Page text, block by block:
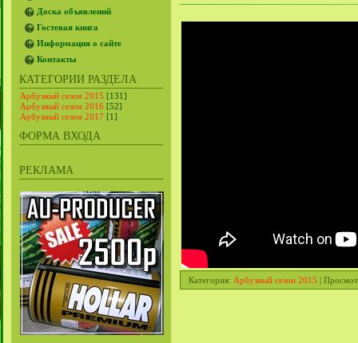
Доска объявлений
Гостевая книга
Информация о сайте
Контакты
КАТЕГОРИИ РАЗДЕЛА
Арбузный сезон 2015 [131]
Арбузный сезон 2016 [52]
Арбузный сезон 2017 [1]
ФОРМА ВХОДА
РЕКЛАМА
Категория: Арбузный сезон 2015 |